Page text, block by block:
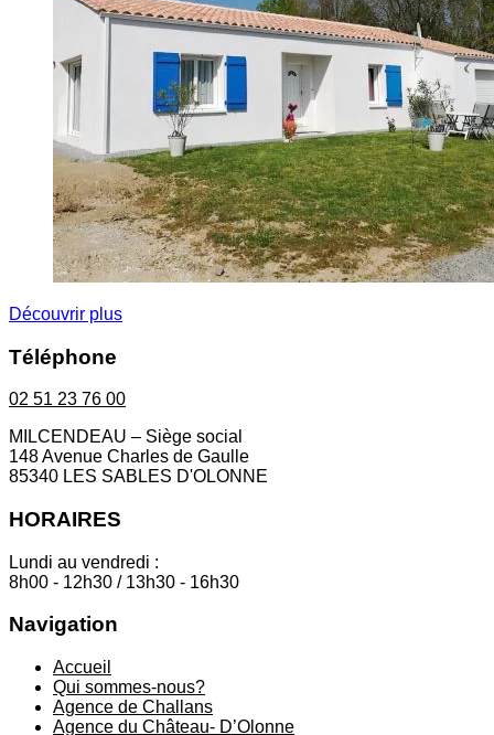
Découvrir plus
Téléphone
02 51 23 76 00
MILCENDEAU – Siège social
148 Avenue Charles de Gaulle
85340 LES SABLES D'OLONNE
HORAIRES
Lundi au vendredi :
8h00 - 12h30 / 13h30 - 16h30
Navigation
Accueil
Qui sommes-nous?
Agence de Challans
Agence du Château- D’Olonne